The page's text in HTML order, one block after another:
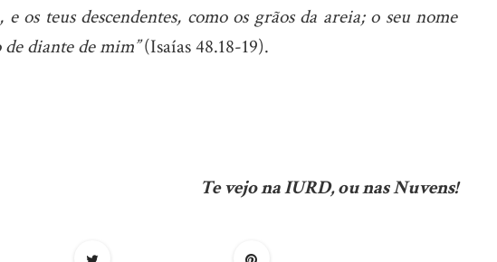
os teus descendentes, como os grãos da areia; o seu nome
diante de mim”(Isaías 48.18-19).
Te vejo na IURD, ou nas Nuvens!